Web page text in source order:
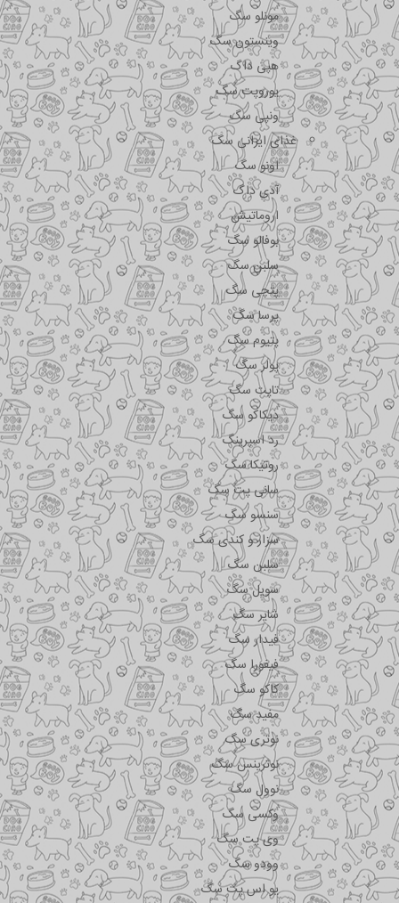
مونلو سگ
وینستون سگ
هپی داگ
یوروپت سگ
ونپی سگ
غذای ایرانی سگ
اونو سگ
آدی داگ
اروماتیش
بوفالو سگ
سلبن سگ
پتچی سگ
پرسا سگ
پتیوم سگ
پولر سگ
تاپت سگ
دیکاکو سگ
رد اسپرینگ
روتیکا سگ
سانی پت سگ
سنسو سگ
سزار و کندی سگ
سلبن سگ
سویل سگ
شایر سگ
فیدار سگ
فیفورا سگ
کاکو سگ
مفید سگ
نوتری سگ
نوترینس سگ
نوول سگ
وکسی سگ
وی پت سگ
وودو سگ
یو اس پت سگ